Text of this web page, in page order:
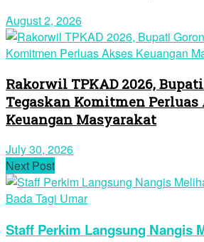
August 2, 2026
Rakorwil TPKAD 2026,
Tegaskan Komitmen Perluas
Keuangan Masyarakat
July 30, 2026
Next Post
Staff Perkim Langsung Nangis